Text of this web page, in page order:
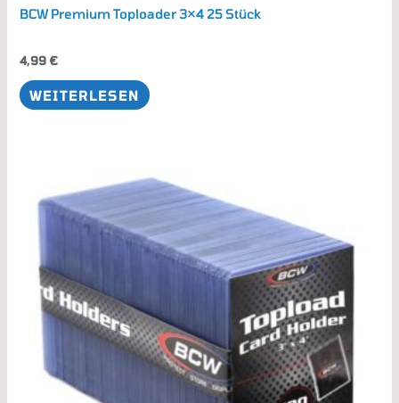
BCW Premium Toploader 3×4 25 Stück
4,99 €
WEITERLESEN